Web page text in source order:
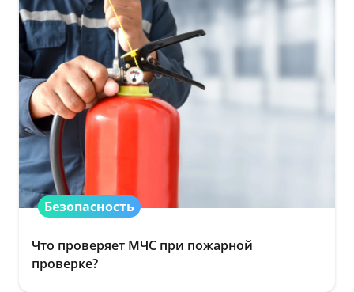
Безопасность
Что проверяет МЧС при пожарной
проверке?